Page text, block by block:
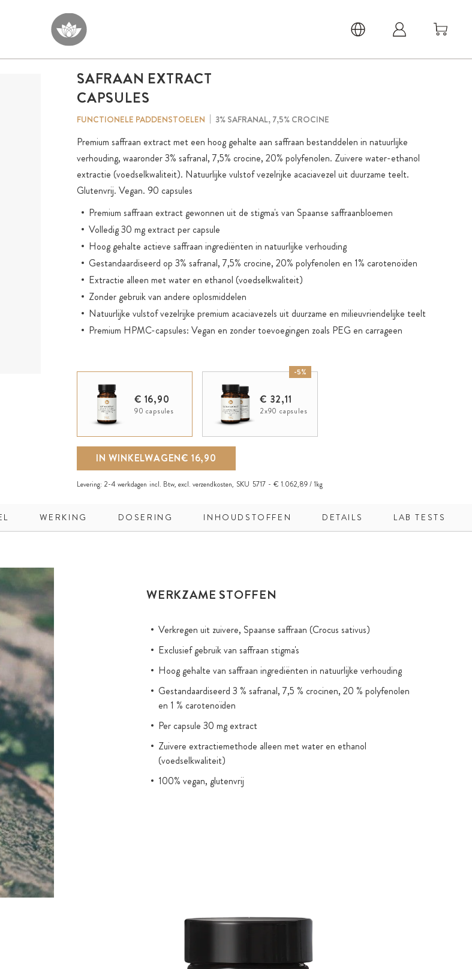
SAFRAAN EXTRACT
CAPSULES
FUNCTIONELE PADDENSTOELEN 3% SAFRANAL, 7,5% CROCINE
Premium saffraan extract met een hoog gehalte aan saffraan bestanddelen in natuurlijke
verhouding, waaronder 3% safranal, 7,5% crocine, 20% polyfenolen. Zuivere water-ethanol
extractie (voedselkwaliteit). Natuurlijke vulstof vezelrijke acaciavezel uit duurzame teelt.
Glutenvrij. Vegan. 90 capsules
Premium saffraan extract gewonnen uit de stigma's van Spaanse saffraanbloemen
Volledig 30 mg extract per capsule
Hoog gehalte actieve saffraan ingrediënten in natuurlijke verhouding
Gestandaardiseerd op 3% safranal, 7,5% crocine, 20% polyfenolen en 1% carotenoïden
Extractie alleen met water en ethanol (voedselkwaliteit)
Zonder gebruik van andere oplosmiddelen
Natuurlijke vulstof vezelrijke premium acaciavezels uit duurzame en milieuvriendelijke teelt
Premium HPMC-capsules: Vegan en zonder toevoegingen zoals PEG en carrageen
€ 16,90
90 capsules
-5%
€ 32,11
2x90 capsules
IN WINKELWAGEN€ 16,90
Levering: 2-4 werkdagen incl. Btw, excl. verzendkosten, SKU 5717 € 1.062,89 / 1kg
WERKING DOSERING INHOUDSTOFFEN DETAILS LAB TESTS
WERKZAME STOFFEN
Verkregen uit zuivere, Spaanse saffraan (Crocus sativus)
Exclusief gebruik van saffraan stigma's
Hoog gehalte van saffraan ingrediënten in natuurlijke verhouding
Gestandaardiseerd 3 % safranal, 7,5 % crocinen, 20 % polyfenolen
en 1 % carotenoïden
Per capsule 30 mg extract
Zuivere extractiemethode alleen met water en ethanol
(voedselkwaliteit)
100% vegan, glutenvrij